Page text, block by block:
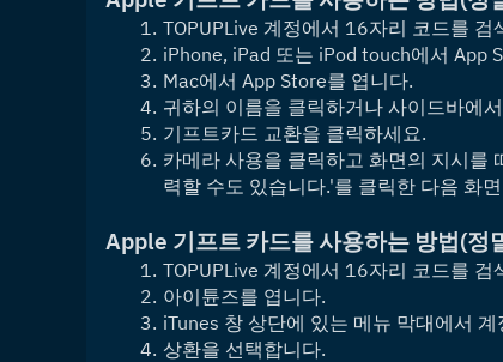
TOPUPLive 계정에서 16자리 코드를 검
iPhone, iPad 또는 iPod touch에서 App
Mac에서 App Store를 엽니다.
귀하의 이름을 클릭하거나 사이드바에
기프트카드 교환을 클릭하세요.
카메라 사용을 클릭하고 화면의 지시를
력할 수도 있습니다.'를 클릭한 다음 화
Apple 기프트 카드를 사용하는 방법(정
TOPUPLive 계정에서 16자리 코드를 검
아이튠즈를 엽니다.
iTunes 창 상단에 있는 메뉴 막대에서
상환을 선택합니다.